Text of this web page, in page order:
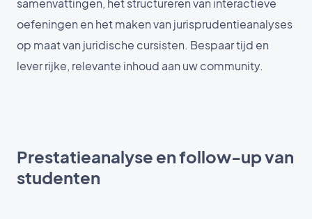
samenvattingen, het structureren van interactieve
oefeningen en het maken van jurisprudentieanalyses
op maat van juridische cursisten. Bespaar tijd en
lever rijke, relevante inhoud aan uw community.
Prestatieanalyse en follow-up van
studenten